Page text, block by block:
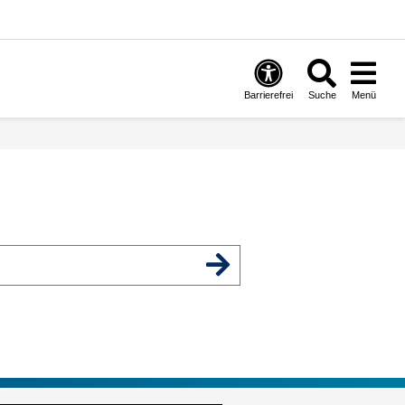
Barrierefrei Suche Menü